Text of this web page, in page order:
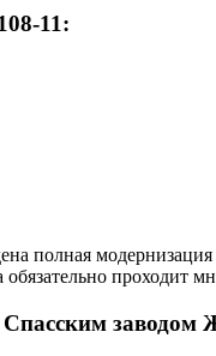
11:
полная
проходит
Cпасским